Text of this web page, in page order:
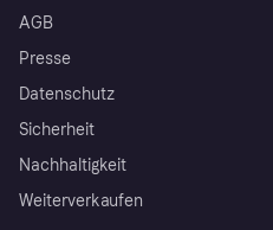
AGB
Presse
Datenschutz
Sicherheit
Nachhaltigkeit
Weiterverkaufen